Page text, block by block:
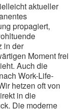
aktueller
propagiert,
in der
Moment frei
Auch die
Work-Life-
hetzen oft von
in die
Die moderne